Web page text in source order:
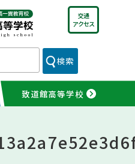
交通
アクセス
致道館高等学校
検索